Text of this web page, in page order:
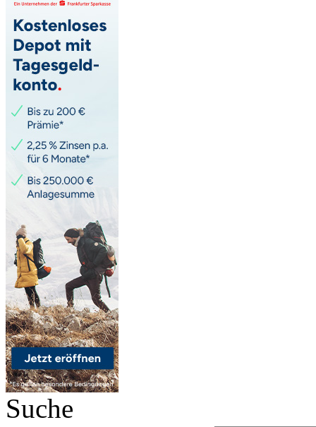
Suche